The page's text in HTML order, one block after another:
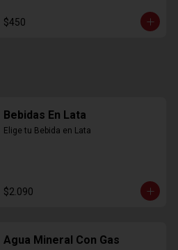
$450
Bebidas En Lata
Elige tu Bebida en Lata
$2.090
Agua Mineral Con Gas